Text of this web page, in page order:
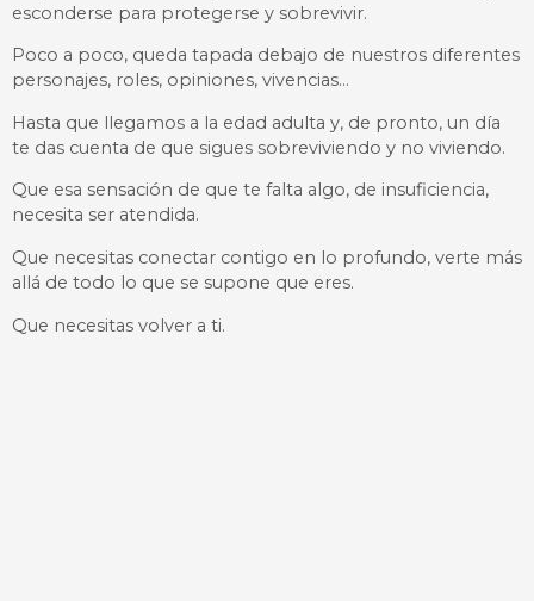
esconderse para protegerse y sobrevivir.
Poco a poco, queda tapada debajo de nuestros diferentes
personajes, roles, opiniones, vivencias…
Hasta que llegamos a la edad adulta y, de pronto, un día
te das cuenta de que sigues sobreviviendo y no viviendo.
Que esa sensación de que te falta algo, de insuficiencia,
necesita ser atendida.
Que necesitas conectar contigo en lo profundo, verte más
allá de todo lo que se supone que eres.
Que necesitas volver a ti.